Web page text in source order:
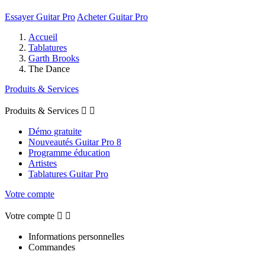
Essayer Guitar Pro Acheter Guitar Pro
Accueil
Tablatures
Garth Brooks
The Dance
Produits & Services
Produits & Services  
Démo gratuite
Nouveautés Guitar Pro 8
Programme éducation
Artistes
Tablatures Guitar Pro
Votre compte
Votre compte  
Informations personnelles
Commandes